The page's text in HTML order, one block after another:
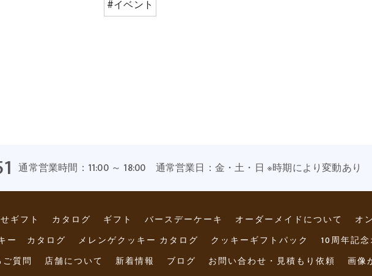
#イベント
通常営業時間：11:00 ～ 18:00 通常営業日：金・土・日 ※時期により変動あり
ギフト カタログ ギフト バースデーケーキ オーダーメイドについて オ
ー カタログ
メレンゲクッキー カタログ クッキーギフトパック 10周年記
質問
店舗について 新着情報 ブログ お問い合わせ・見積もり依頼 画像